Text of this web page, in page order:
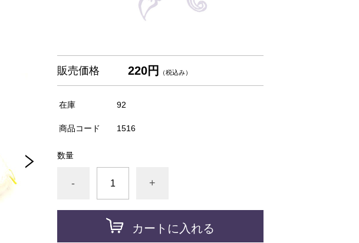
販売価格 220円 （税込み）
在庫 92
商品コード 1516
数量
- +
カートに入れる